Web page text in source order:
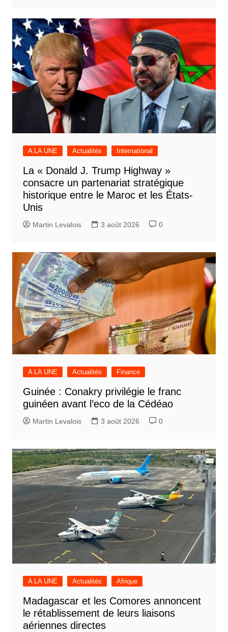
A LA UNE Actualités International
La « Donald J. Trump Highway »
consacre un partenariat stratégique
historique entre le Maroc et les États-
Unis
Martin Levalois 3 août 2026 0
A LA UNE Actualités Finance
Guinée : Conakry privilégie le franc
guinéen avant l’eco de la Cédéao
Martin Levalois 3 août 2026 0
A LA UNE Actualités Afrique
Madagascar et les Comores annoncent
le rétablissement de leurs liaisons
aériennes directes